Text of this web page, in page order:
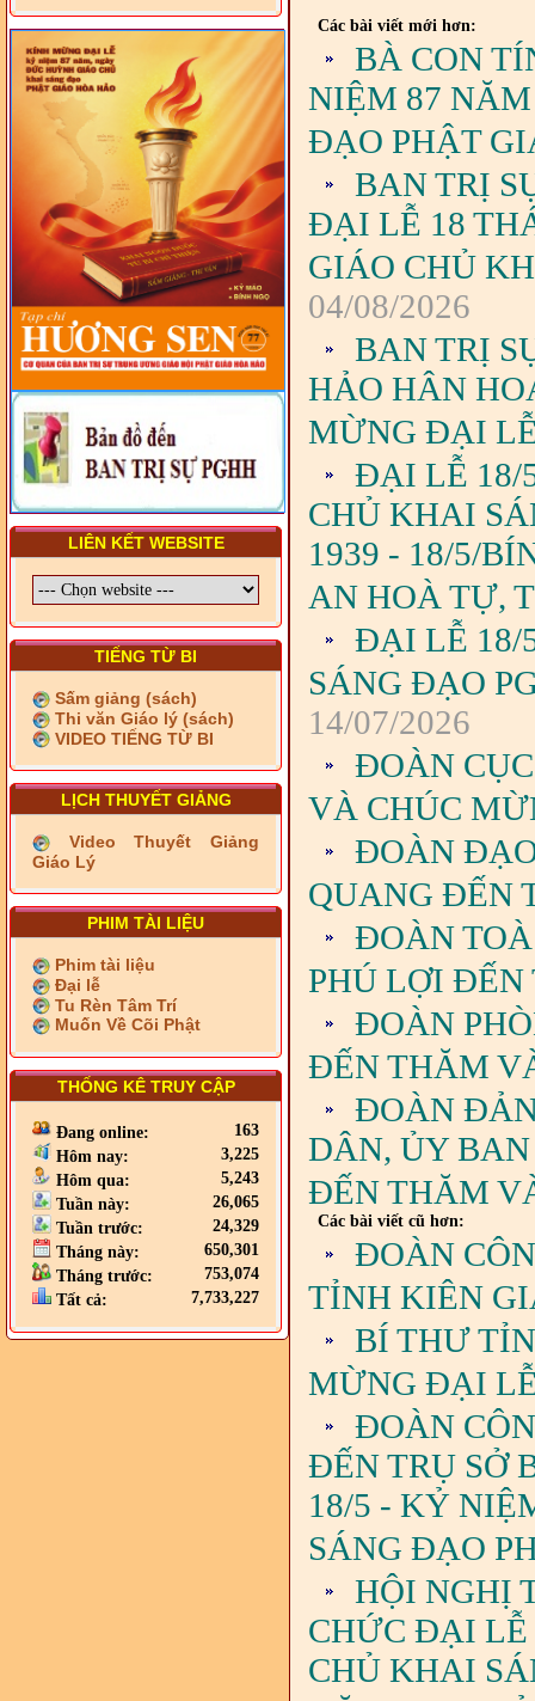
PHÁP LUẬT VIỆT NAM VÀ
HIẾN CHƯƠNG GIÁO HỘI
PGHH NHIỆM KỲ VI (2024-
2029) CHO TRỊ SỰ VIÊN
TRUNG ƯƠNG, BAN ĐẠI
DIỆN TỈNH VÀ GIÁO LÝ
VIÊN - CHUYÊN ĐỀ: NHỮNG
VẤN ĐỀ CHUNG VỀ PHÁP
LUẬT VÀ HỆ THỐNG PHÁP
LUẬT VIỆT NAM
- LỚP TẬP HUẤN LỊCH SỬ,
PHÁP LUẬT VIỆT NAM VÀ
HIẾN CHƯƠNG GIÁO HỘI
PGHH NHIỆM KỲ VI (2024-
2029) CHO TRỊ SỰ VIÊN
TRUNG ƯƠNG, BAN ĐẠI
DIỆN TỈNH VÀ GIÁO LÝ
VIÊN - CHUYÊN ĐỀ: SỰ RA
ĐỜI, BẢN CHẤT, CHỨC
NĂNG VÀ HÌNH THỨC CỦA
NƯỚC CHXHCN VIỆT NAM
LIÊN KẾT WEBSITE
TIẾNG TỪ BI
Sấm giảng (sách)
Thi văn Giáo lý (sách)
VIDEO TIẾNG TỪ BI
LỊCH THUYẾT GIẢNG
Video Thuyết Giảng
Giáo Lý
PHIM TÀI LIỆU
Phim tài liệu
Đại lễ
Tu Rèn Tâm Trí
Muốn Về Cõi Phật
THỐNG KÊ TRUY CẬP
Đang online:
163
Hôm nay:
3,225
Hôm qua:
5,243
Tuần này:
26,065
Tuần trước:
24,329
Tháng này:
650,301
Tháng trước:
753,074
Tất cả:
7,733,227
Các bài viết mới hơn:
BÀ CON
NIỆM 87
ĐẠO PHẬT
BAN TRỊ
ĐẠI LỄ 18
GIÁO CHỦ
04/08/2026
BAN TRỊ
HẢO HÂN
MỪNG ĐẠI
ĐẠI LỄ 18/
CHỦ KHAI
1939 - 18/5/
AN HOÀ TỰ,
ĐẠI LỄ 18/
SÁNG ĐẠO
14/07/2026
ĐOÀN
VÀ CHÚC
ĐOÀN
QUANG ĐẾN
ĐOÀN
PHÚ LỢI
ĐOÀN
ĐẾN THĂM
ĐOÀN
DÂN, ỦY
ĐẾN THĂM
Các bài viết cũ hơn:
ĐOÀN
TỈNH KIÊN
BÍ THƯ
MỪNG ĐẠI
ĐOÀN
ĐẾN TRỤ SỞ
18/5 - KỶ
SÁNG ĐẠO
HỘI NGHỊ
CHỨC ĐẠI
CHỦ KHAI